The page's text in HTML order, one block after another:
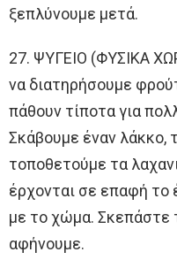
ξεπλύνουμε μετά.
27. ΨΥΓΕΙΟ (ΦΥΣΙΚΑ
να διατηρήσουμε
πάθουν τίποτα για
Σκάβουμε έναν λάκκο,
τοποθετούμε τα
έρχονται σε επαφή το
με το χώμα. Σκεπάστε
αφήνουμε.